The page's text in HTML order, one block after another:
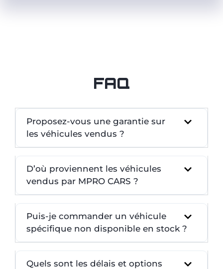
FAQ
Proposez-vous une garantie sur
les véhicules vendus ?
D’où proviennent les véhicules
vendus par MPRO CARS ?
Puis-je commander un véhicule
spécifique non disponible en stock ?
Quels sont les délais et options